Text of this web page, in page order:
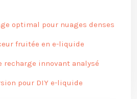
optimal pour nuages denses
fruitée en e-liquide
recharge innovant analysé
pour DIY e-liquide